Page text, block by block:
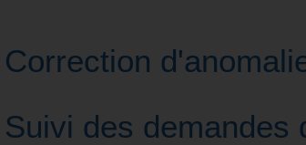
Correction
Suivi des demandes